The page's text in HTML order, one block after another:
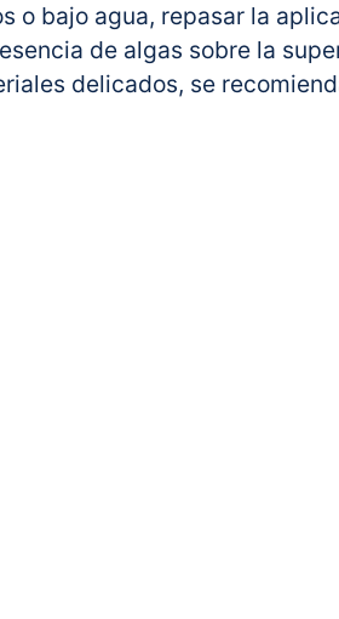
o bajo agua, repasar la
de algas sobre la
delicados, se